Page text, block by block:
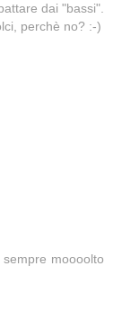
dai "bassi".
perchè no? :-)
moooolto